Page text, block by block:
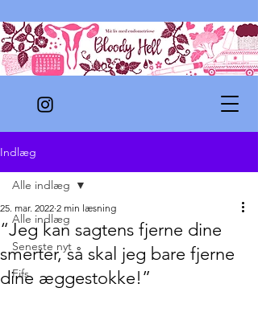
Indlæg
Alle indlæg
Seneste nyt
Fifs
Alle indlæg
“Jeg kan sagtens fjerne dine
smerter, så skal jeg bare fjerne
dine æggestokke!”
25. mar. 2022 2 min læsning